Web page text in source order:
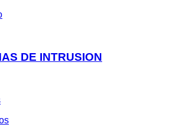
DE INTRUSION